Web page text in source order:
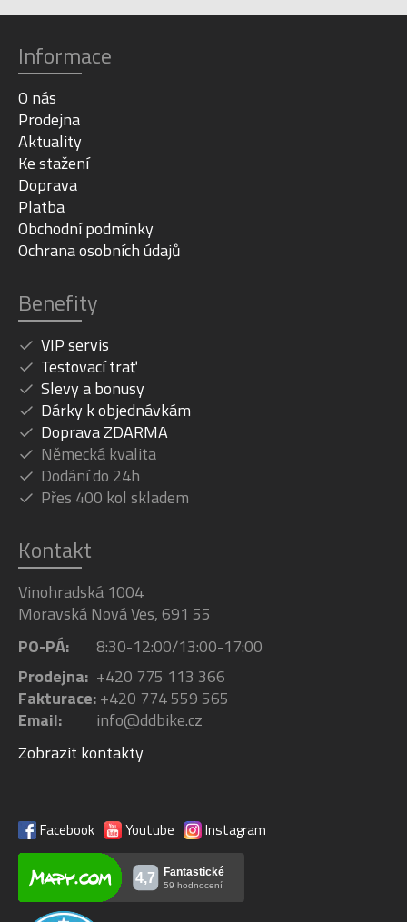
Informace
O nás
Prodejna
Aktuality
Ke stažení
Doprava
Platba
Obchodní podmínky
Ochrana osobních údajů
Benefity
VIP servis
Testovací trať
Slevy a bonusy
Dárky k objednávkám
Doprava ZDARMA
Německá kvalita
Dodání do 24h
Přes 400 kol skladem
Kontakt
Vinohradská 1004
Moravská Nová Ves, 691 55
PO-PÁ:
8:30-12:00/13:00-17:00
Prodejna: +420 775 113 366
Fakturace:+420 774 559 565
Email:
info@ddbike.cz
Zobrazit kontakty
Facebook Youtube Instagram